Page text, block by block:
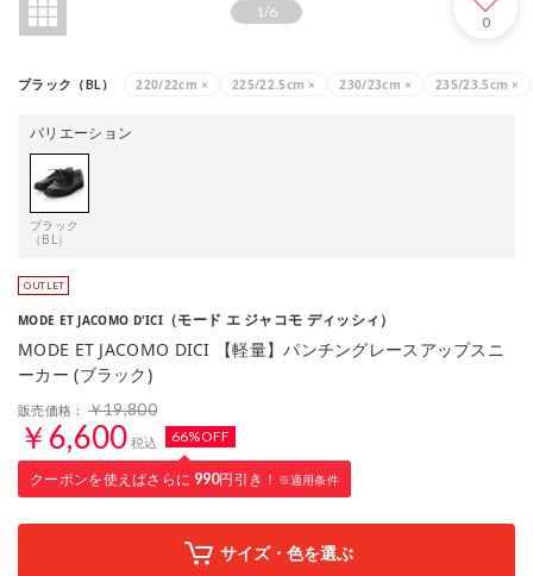
1 /6
0
ブラック（BL） 220/22cm × 225/22.5cm × 230/23cm × 235/23.5cm ×
バリエーション
ブラック
（BL）
MODE ET JACOMO D'ICI （モード エ ジャコモ ディッシィ）
MODE ET JACOMO DICI 【軽量】パンチングレースアップスニ
ーカー (ブラック)
販売価格： ￥19,800
￥6,600 税込 66%OFF
クーポンを使えばさらに 990円引き！ ※適用条件
サイズ・色を選ぶ